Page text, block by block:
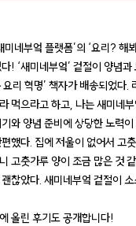
미네부엌 플랫폼’의 ‘요리? 해
! ‘새미네부엌’ 겉절이 양념
리 혁명’ 책자가 배송되었다
먹으라고 하고, 나는 새미네
와 양념 준비에 상당한 노력
했다. 집에 저울이 없어서 고
고춧가루 양이 조금 많은 것
찮았다. 새미네부엌 겉절이
올린 후기도 공개합니다!